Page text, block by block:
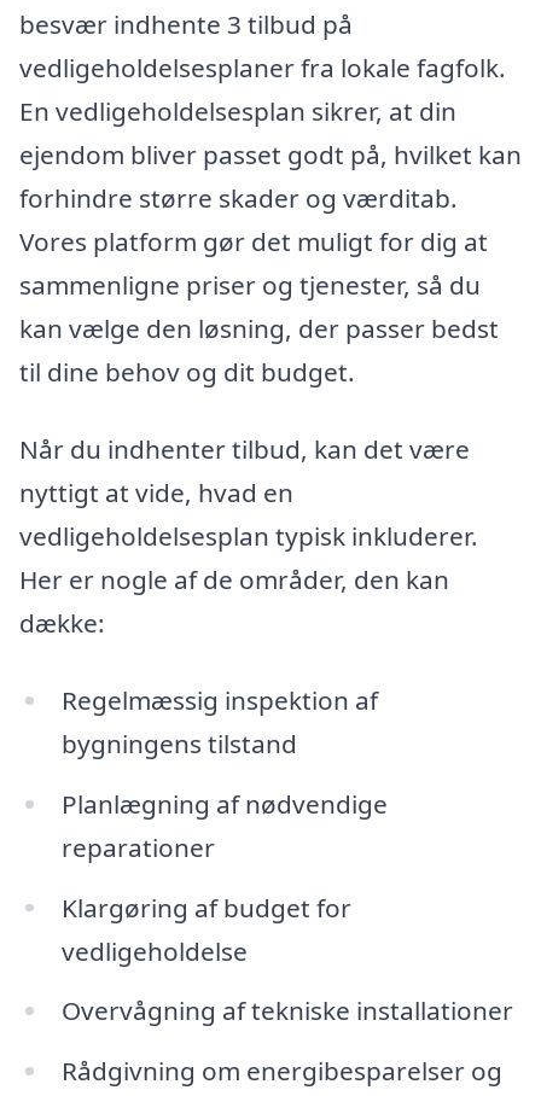
besvær indhente 3 tilbud på
vedligeholdelsesplaner fra lokale fagfolk.
En vedligeholdelsesplan sikrer, at din
ejendom bliver passet godt på, hvilket kan
forhindre større skader og værditab.
Vores platform gør det muligt for dig at
sammenligne priser og tjenester, så du
kan vælge den løsning, der passer bedst
til dine behov og dit budget.
Når du indhenter tilbud, kan det være
nyttigt at vide, hvad en
vedligeholdelsesplan typisk inkluderer.
Her er nogle af de områder, den kan
dække:
Regelmæssig inspektion af
bygningens tilstand
Planlægning af nødvendige
reparationer
Klargøring af budget for
vedligeholdelse
Overvågning af tekniske installationer
Rådgivning om energibesparelser og